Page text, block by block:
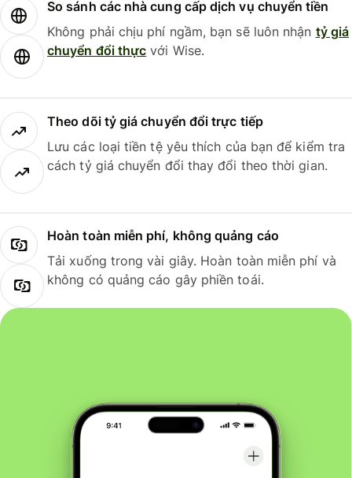
So sánh các nhà cung cấp dịch vụ chuyển tiền
Không phải chịu phí ngầm, bạn sẽ luôn nhận tỷ giá
chuyển đổi thực với Wise.
Theo dõi tỷ giá chuyển đổi trực tiếp
Lưu các loại tiền tệ yêu thích của bạn để kiểm tra
cách tỷ giá chuyển đổi thay đổi theo thời gian.
Hoàn toàn miễn phí, không quảng cáo
Tải xuống trong vài giây. Hoàn toàn miễn phí và
không có quảng cáo gây phiền toái.